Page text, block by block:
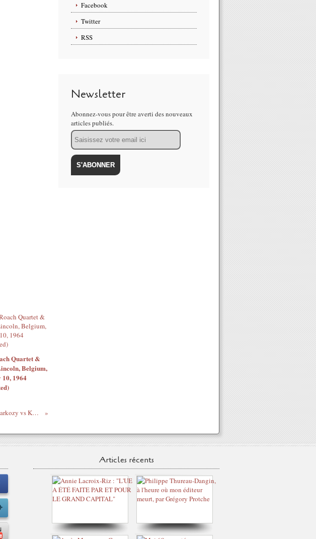
Quartet &
Belgium,
1964
Libye vs France = Sarkozy vs Kadhafi = Les amitiés particulières
Facebook
Twitter
RSS
Newsletter
Abonnez-vous pour être averti des nouveaux
articles publiés.
Email
Articles récents